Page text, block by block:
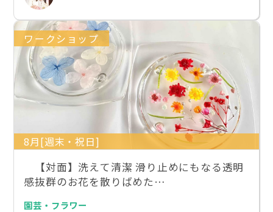
ワークショップ
8月[週末・祝日]
【対面】洗えて清潔 滑り止めにもなる透明
感抜群のお花を散りばめた…
園芸・フラワー